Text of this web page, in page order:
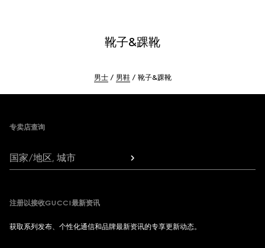
靴子&踝靴
男士 男鞋 靴子&踝靴
专卖店查询
国家/地区, 城市
注册以接收GUCCI最新资讯
获取系列发布、个性化通信和品牌最新资讯的专享更新动态。